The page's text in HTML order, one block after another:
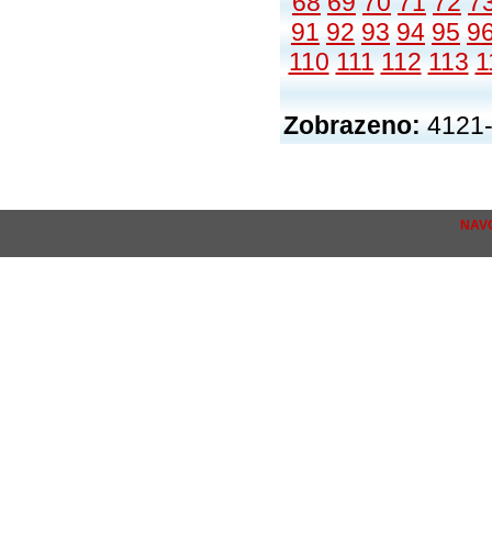
91 92 93 94 95
110 111 112 113
Zobrazeno: